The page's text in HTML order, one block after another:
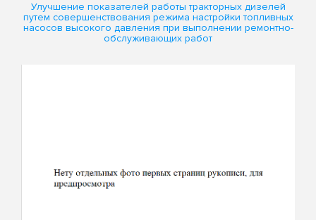
Улучшение показателей работы тракторных дизелей
путем совершенствования режима настройки топливных
насосов высокого давления при выполнении ремонтно-
обслуживающих работ